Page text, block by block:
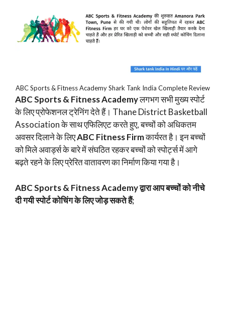
ABC Sports & Fitness Academy Shark Tank India Complete Review
ABC Sports & Fitness Academyलगभग सभी मुख्य स्पोर्ट
के लिए प्रोफेशनल ट्रेनिंग देते हैं। Thane District Basketball
Association के साथ एफिलिएट करते हुए, बच्चों को अधिकतम
अवसर दिलाने के लिएABC Fitness Firmकार्यरत है। इन बच्चों
को मिले अवार्ड्स के बारे में संघठित रहकर बच्चों को स्पोर्ट्स में आगे
बढ़ते रहने के लिए प्रेरित वातावरण का निर्माण किया गया है।
ABC Sports & Fitness Academy द्वारा आप बच्चों को नीचे
दी गयी स्पोर्ट कोचिंग के लिए जोड़ सकते हैं;